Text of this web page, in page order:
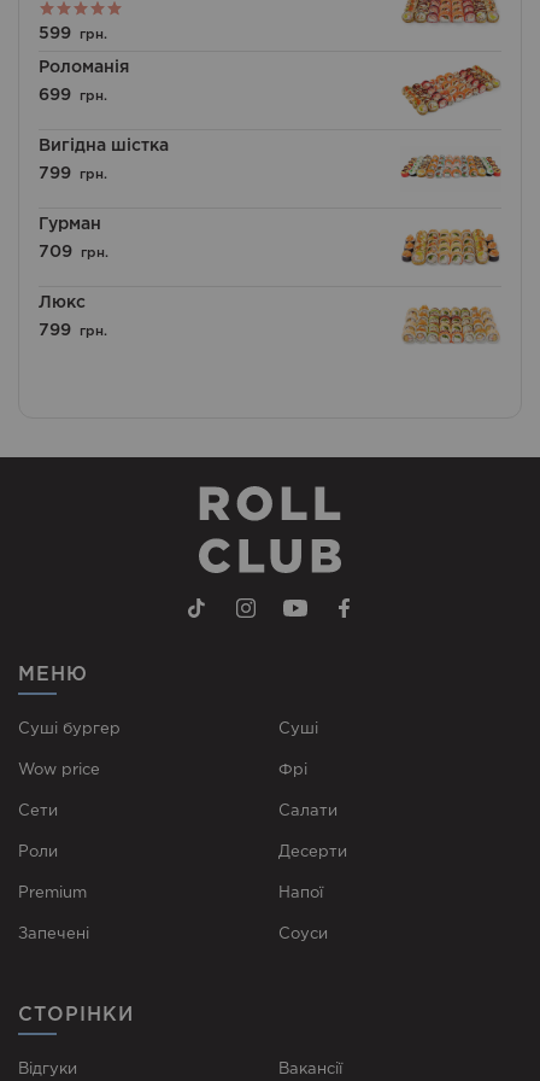
Оцінено в
599 грн.
Роломанія
699
грн.
Вигідна шістка
799
грн.
Гурман
709
грн.
Люкс
799
грн.
МЕНЮ
Суші бургер
Wow price
Сети
Роли
Premium
Запечені
Суші
Фрі
Cалати
Десерти
Напої
Соуси
СТОРІНКИ
Відгуки Вакансії